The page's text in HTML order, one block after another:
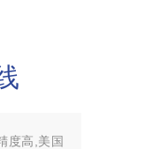
度高,美国